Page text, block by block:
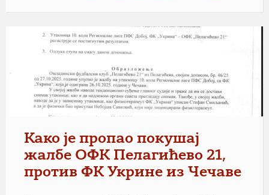
Како је пропао покушај
жалбе ОФК Пелагићево 21,
против ФК Укрине из Чечаве